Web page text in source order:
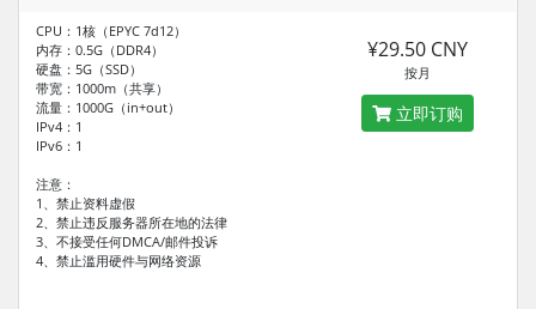
CPU：1核（EPYC 7d12）
内存：0.5G（DDR4）
硬盘：5G（SSD）
带宽：1000m（共享）
流量：1000G（in+out）
IPv4：1
IPv6：1
注意：
1、禁止资料虚假
2、禁止违反服务器所在地的法律
3、不接受任何DMCA/邮件投诉
4、禁止滥用硬件与网络资源
¥29.50 CNY
按月
立即订购